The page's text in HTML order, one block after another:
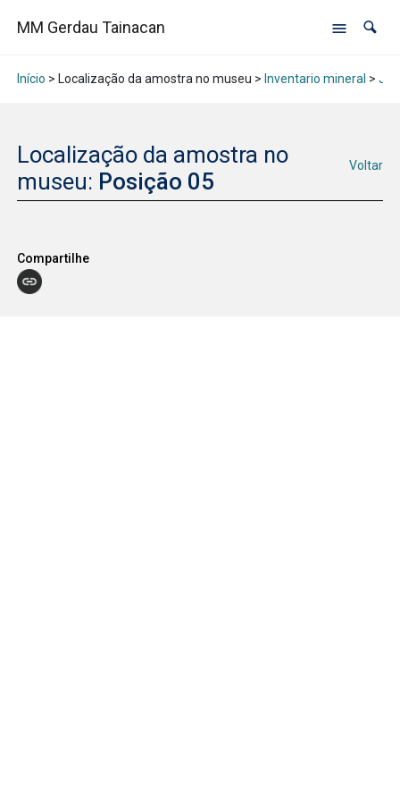
MM Gerdau Tainacan
Início > Localização da amostra no museu > Inventario mineral >
Localização da amostra no
museu: Posição 05
Voltar
Compartilhe